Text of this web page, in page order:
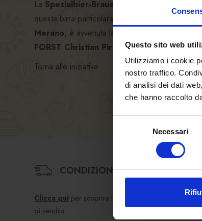
Questo sito web
Utilizziamo i cookie
nostro traffico.
di analisi dei dati
che hanno raccolto
Necessari
La Spezialbier-Brauerei
questa birra particolare è avvenuta lo scorso
Merano, è avvenuta la degustazione sotto la
FORST Christian Pircher.
Torna alle iniziative
CONDIZIONI DI VENDITA
Clicca qui per scoprire termini e condizioni
di vendita.